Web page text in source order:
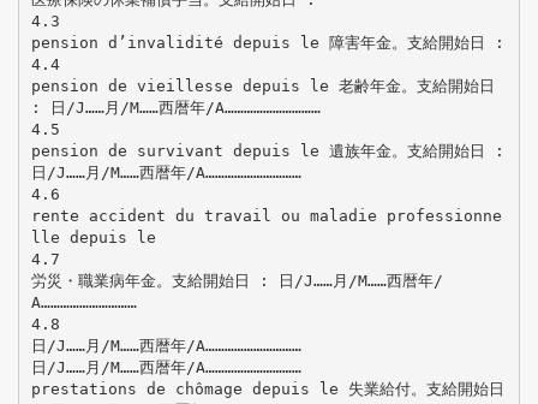
4.3
pension d’invalidité depuis le 障害年金。支給開始日 :
4.4
pension de vieillesse depuis le 老齢年金。支給開始日
: 日/J……月/M……西暦年/A…………………………
4.5
pension de survivant depuis le 遺族年金。支給開始日 :
日/J……月/M……西暦年/A…………………………
4.6
rente accident du travail ou maladie professionne
lle depuis le
4.7
労災・職業病年金。支給開始日 : 日/J……月/M……西暦年/
A…………………………
4.8
日/J……月/M……西暦年/A…………………………
日/J……月/M……西暦年/A…………………………
prestations de chômage depuis le 失業給付。支給開始日